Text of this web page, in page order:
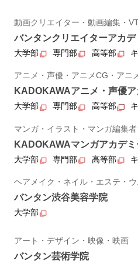
動画クリエイター・動画編集・
バンタンクリエイターアカデ
大学部 専門部 高等部
アニメ・声優・アニメCG・アニ
KADOKAWAアニメ・声優
大学部 専門部 高等部
マンガ・イラスト・マンガ編集
KADOKAWAマンガアカデミ
大学部 専門部 高等部
ヘアメイク・ネイル・エステ・
バンタン渋谷美容学院
大学部
アート・デザイン・映像・映画
バンタン芸術学院